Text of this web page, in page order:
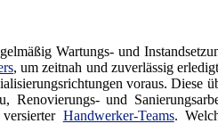
Wartungs- und
, um zeitnah und zuverlässig
voraus. Diese
Renovierungs- und
Handwerker-Teams.